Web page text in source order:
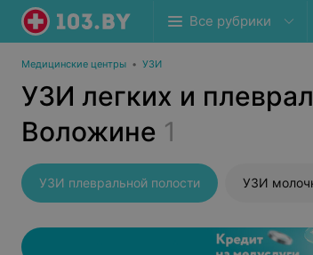
Все рубрики
Медицинские центры • УЗИ
УЗИ легких и
Воложине 1
УЗИ плевральной полости УЗИ